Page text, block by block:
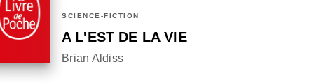
SCIENCE-FICTION
A L'EST DE LA VIE
Brian Aldiss